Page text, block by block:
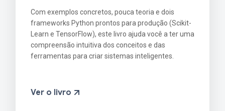
Com exemplos concretos, pouca teoria e dois
frameworks Python prontos para produção (Scikit-
Learn e TensorFlow), este livro ajuda você a ter uma
compreensão intuitiva dos conceitos e das
ferramentas para criar sistemas inteligentes.
Ver o livro